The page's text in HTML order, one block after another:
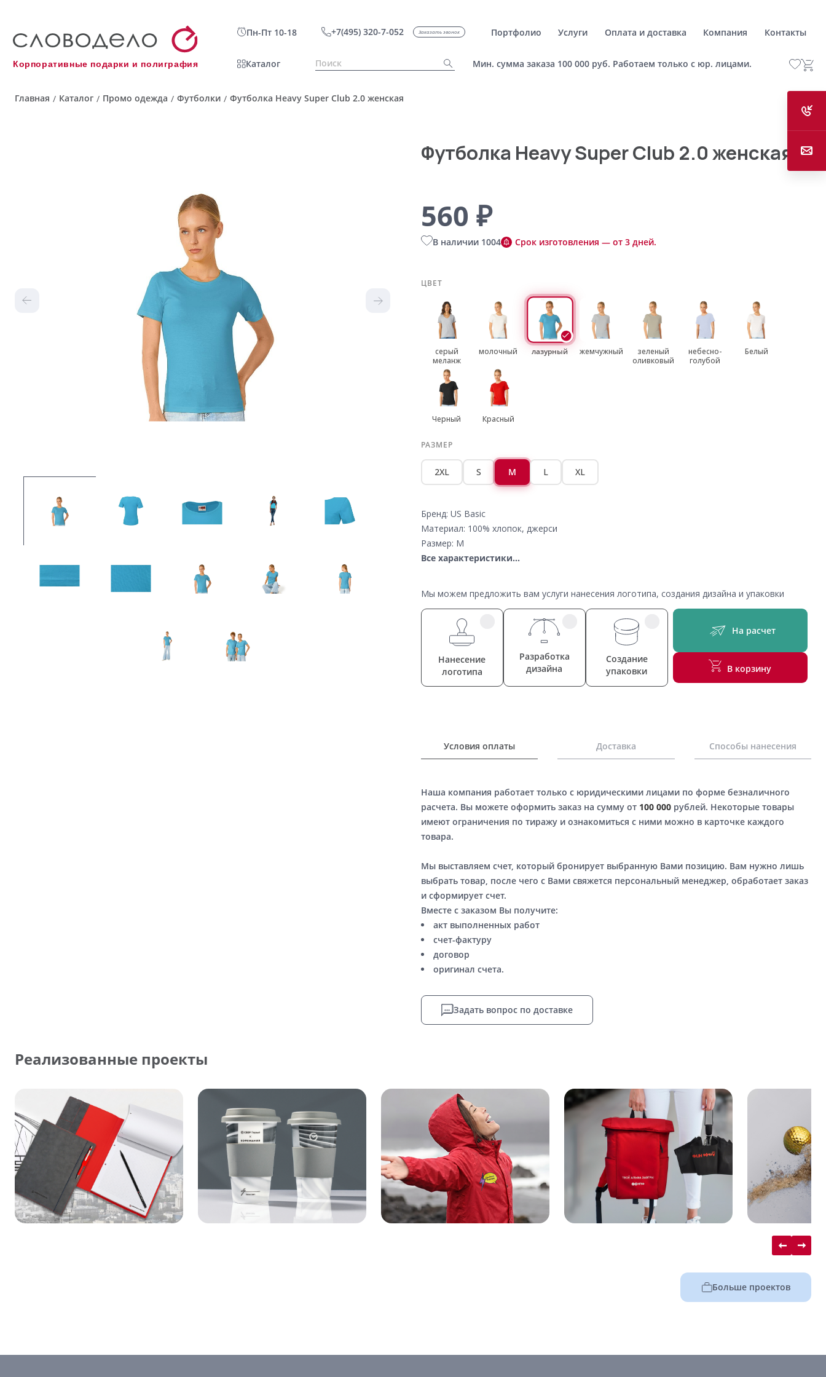
Корпоративные подарки и полиграфия
Пн-Пт 10-18 +7(495) 320-7-052 Заказать звонок Портфолио Услуги Оплата и доставка Компания Контакты
Каталог Мин. сумма заказа 100 000 руб. Работаем только с юр. лицами.
Главная / Каталог / Промо одежда / Футболки / Футболка Heavy Super Club 2.0 женская
Футболка Heavy Super Club 2.0 женская
560 ₽
В наличии 1004 Срок изготовления — от 3 дней.
ЦВЕТ
серый
меланж
молочный лазурный жемчужный
зеленый
оливковый
небесно-
голубой
Белый
Черный Красный
РАЗМЕР
2XL S M L XL
Бренд: US Basic
Материал: 100% хлопок, джерси
Размер: M
Все характеристики...
Мы можем предложить вам услуги нанесения логотипа, создания дизайна и упаковки
Нанесение
логотипа
Разработка
дизайна
Создание
упаковки
На расчет
В корзину
Условия оплаты Доставка Способы нанесения
Наша компания работает только с юридическими лицами по форме безналичного
расчета. Вы можете оформить заказ на сумму от 100 000рублей. Некоторые товары
имеют ограничения по тиражу и ознакомиться с ними можно в карточке каждого
товара.
Мы выставляем счет, который бронирует выбранную Вами позицию. Вам нужно лишь
выбрать товар, после чего с Вами свяжется персональный менеджер, обработает заказ
и сформирует счет.
Вместе с заказом Вы получите:
акт выполненных работ
счет-фактуру
договор
оригинал счета.
Задать вопрос по доставке
Реализованные проекты
Больше проектов